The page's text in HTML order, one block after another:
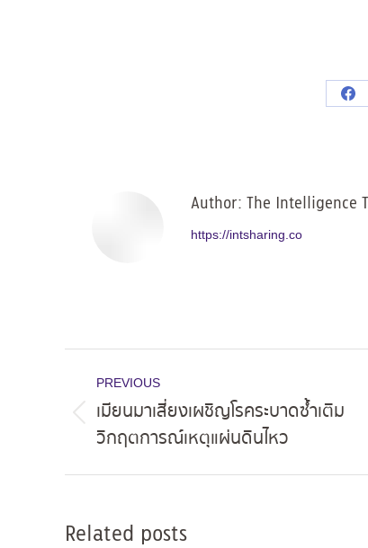
Author: The Intelligence
https://intsharing.co
navigation
PREVIOUS
post:
เมียนมาเสี่ยงเผชิญโรคระบาดซ้ำเติม
วิกฤตการณ์เหตุแผ่นดินไหว
Related posts